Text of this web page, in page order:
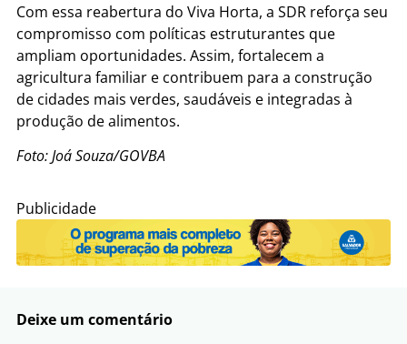
Com essa reabertura do Viva Horta, a SDR reforça seu
compromisso com políticas estruturantes que
ampliam oportunidades. Assim, fortalecem a
agricultura familiar e contribuem para a construção
de cidades mais verdes, saudáveis e integradas à
produção de alimentos.
Foto: Joá Souza/GOVBA
Publicidade
Deixe um comentário